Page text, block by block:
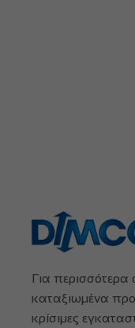
Για περισσότερα
καταξιωμένα
κρίσιμες